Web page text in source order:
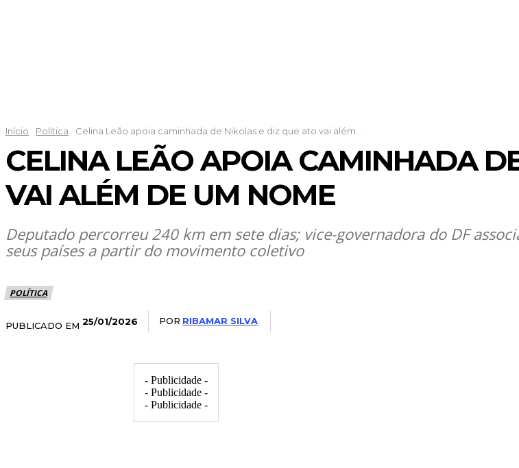
Início Política Celina Leão apoia caminhada de Nikolas e diz que ato vai além...
CELINA LEÃO APOIA CAMINHADA
VAI ALÉM DE UM NOME
Deputado percorreu 240 km em sete dias; vice-governadora do DF
seus países a partir do movimento coletivo
POLÍTICA
PUBLICADO EM 25/01/2026 POR RIBAMAR SILVA
- Publicidade -
- Publicidade -
- Publicidade -